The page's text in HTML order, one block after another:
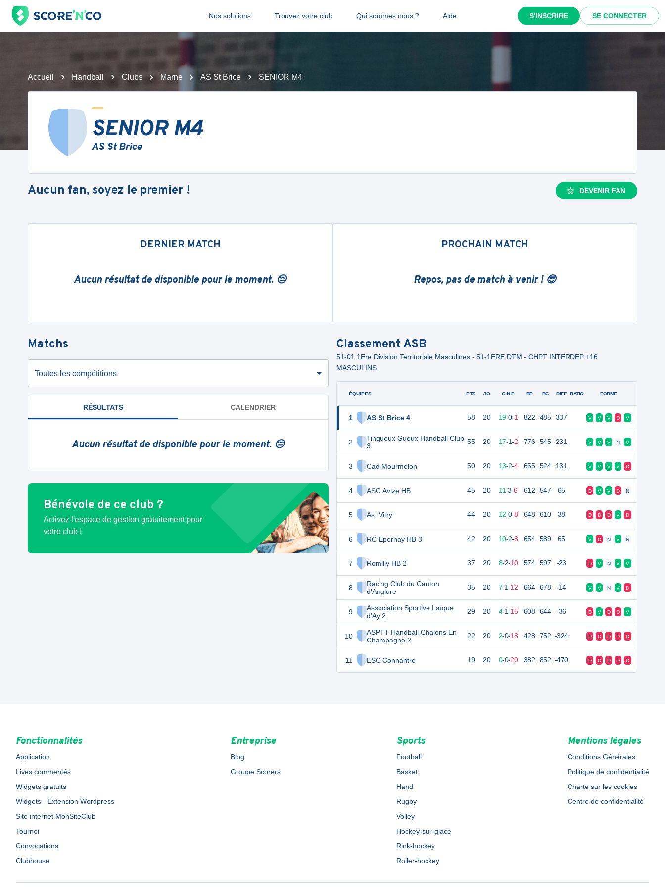
Nos solutions Trouvez votre club Qui sommes nous ? Aide S'INSCRIRE SE CONNECTER
Accueil Handball Clubs Marne AS St Brice SENIOR M4
SENIOR M4
AS St Brice
Aucun fan, soyez le premier ! DEVENIR FAN
DERNIER MATCH
Aucun résultat de disponible pour le moment. 😔
PROCHAIN MATCH
Repos, pas de match à venir ! 😎
Matchs
Toutes les compétitions
RÉSULTATS CALENDRIER
Aucun résultat de disponible pour le moment. 😔
Bénévole de ce club ?
Activez l'espace de gestion gratuitement pour
votre club !
Classement ASB
51-01 1Ere Division Territoriale Masculines - 51-1ERE DTM - CHPT INTERDEP +16
MASCULINS
ÉQUIPES
1 AS St Brice 4
2
Tinqueux Gueux Handball Club
3
3 Cad Mourmelon
4 ASC Avize HB
5 As. Vitry
6 RC Epernay HB 3
7 Romilly HB 2
8
Racing Club du Canton
d'Anglure
9
Association Sportive Laïque
d'Ay 2
10
ASPTT Handball Chalons En
Champagne 2
11 ESC Connantre
PTS JO G-N-P BP BC DIFF RATIO FORME
58 20 19-0-1 822 485 337 V V V D V
55 20 17-1-2 776 545 231 V V V N V
50 20 13-2-4 655 524 131 V V V V D
45 20 11-3-6 612 547 65 D V V D N
44 20 12-0-8 648 610 38 D D D V D
42 20 10-2-8 654 589 65 V D N V N
37 20 8-2-10 574 597 -23 D V N V V
35 20 7-1-12 664 678 -14 V V N V D
29 20 4-1-15 608 644 -36 D V D D V
22 20 2-0-18 428 752 -324 D D D D D
19 20 0-0-20 382 852 -470 D D D D D
Fonctionnalités
Application
Lives commentés
Widgets gratuits
Widgets - Extension Wordpress
Site internet MonSiteClub
Tournoi
Convocations
Clubhouse
Entreprise
Blog
Groupe Scorers
Sports
Football
Basket
Hand
Rugby
Volley
Hockey-sur-glace
Rink-hockey
Roller-hockey
Mentions légales
Conditions Générales
Politique de confidentialité
Charte sur les cookies
Centre de confidentialité